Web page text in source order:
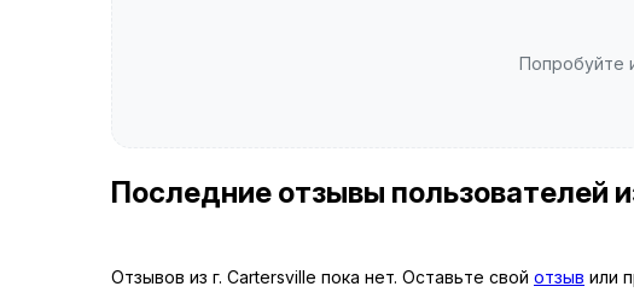
Попробуйте
Последние отзывы пользователей
Отзывов из г. Cartersville пока нет. Оставьте свой отзыв или